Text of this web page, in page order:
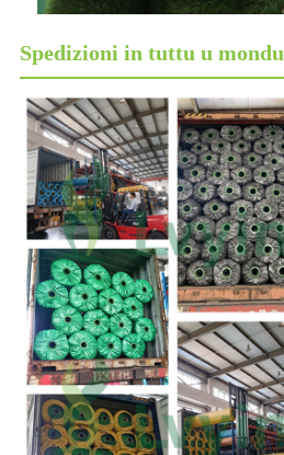
Spedizioni in tuttu u mondu